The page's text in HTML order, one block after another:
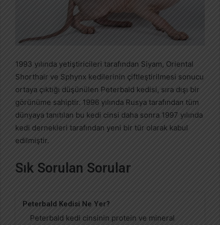
1993 yılında yetiştiricileri tarafından Siyam, Oriental
Shorthair ve Sphynx kedilerinin çiftleştirilmesi sonucu
ortaya çıktığı düşünülen Peterbald kedisi, sıra dışı bir
görünüme sahiptir. 1996 yılında Rusya tarafından tüm
dünyaya tanıtılan bu kedi cinsi daha sonra 1997 yılında
kedi dernekleri tarafından yeni bir tür olarak kabul
edilmiştir.
Sık Sorulan Sorular
Peterbald Kedisi Ne Yer?
Peterbald kedi cinsinin protein ve mineral